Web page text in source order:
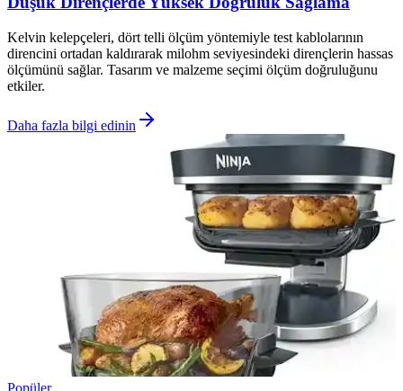
Kelvin kelepçeleri, dört telli ölçüm yöntemiyle test kablolarının
direncini ortadan kaldırarak milohm seviyesindeki dirençlerin hassas
ölçümünü sağlar. Tasarım ve malzeme seçimi ölçüm doğruluğunu
etkiler.
Daha fazla bilgi edinin
Popüler